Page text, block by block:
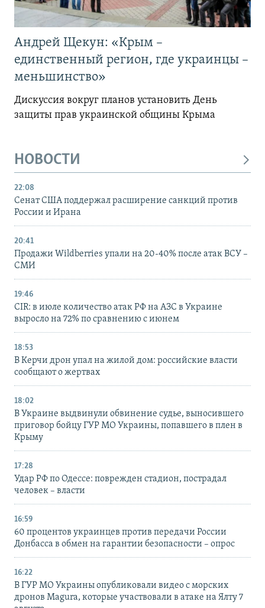
Андрей Щекун: «Крым –
единственный регион, где украинцы –
меньшинство»
Дискуссия вокруг планов установить День
защиты прав украинской общины Крыма
НОВОСТИ
22:08
Сенат США поддержал расширение санкций против
России и Ирана
20:41
Продажи Wildberries упали на 20-40% после атак ВСУ –
СМИ
19:46
CIR: в июле количество атак РФ на АЗС в Украине
выросло на 72% по сравнению с июнем
18:53
В Керчи дрон упал на жилой дом: российские власти
сообщают о жертвах
18:02
В Украине выдвинули обвинение судье, выносившего
приговор бойцу ГУР МО Украины, попавшего в плен в
Крыму
17:28
Удар РФ по Одессе: поврежден стадион, пострадал
человек – власти
16:59
60 процентов украинцев против передачи России
Донбасса в обмен на гарантии безопасности – опрос
16:22
В ГУР МО Украины опубликовали видео с морских
дронов Magura, которые участвовали в атаке на Ялту 7